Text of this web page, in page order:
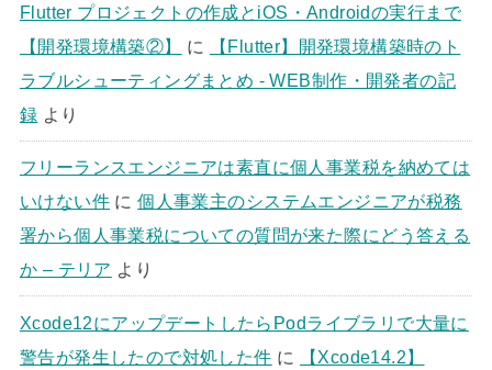
Flutter プロジェクトの作成とiOS・Androidの実行まで
【開発環境構築②】
に
【Flutter】開発環境構築時のト
ラブルシューティングまとめ - WEB制作・開発者の記
録 より
フリーランスエンジニアは素直に個人事業税を納めては
いけない件に個人事業主のシステムエンジニアが税務
署から個人事業税についての質問が来た際にどう答える
か – テリア より
Xcode12にアップデートしたらPodライブラリで大量に
警告が発生したので対処した件 に 【Xcode14.2】